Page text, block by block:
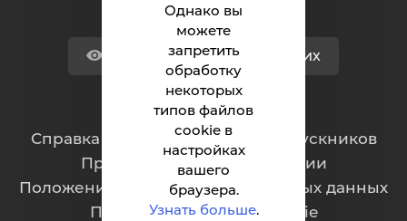
Однако вы
можете
запретить
обработку
некоторых
типов файлов
cookie в
настройках
вашего
браузера.
Узнать больше.
Версия для слабовидящих
Обращения граждан
Cправка для отчисленных и выпускников
Противодействие коррупции
Положение о защите персональных данных
Политика обработки cookie